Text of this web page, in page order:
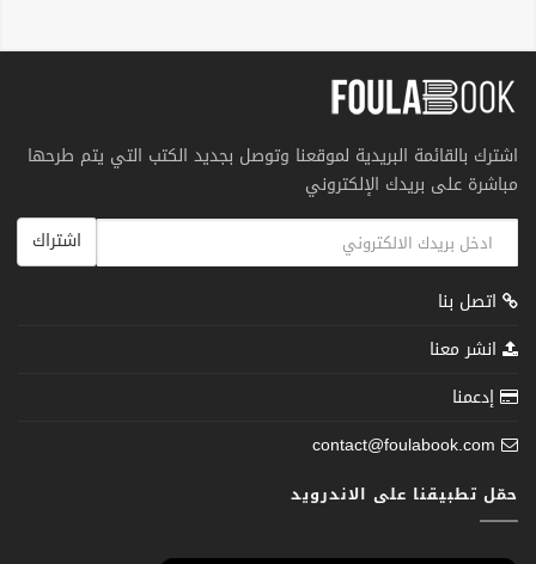
اشترك بالقائمة البريدية لموقعنا وتوصل بجديد الكتب التي يتم طرحها
مباشرة على بريدك الإلكتروني
اشتراك
اتصل بنا
انشر معنا
إدعمنا
contact@foulabook.com
حمّل تطبيقنا على الاندرويد